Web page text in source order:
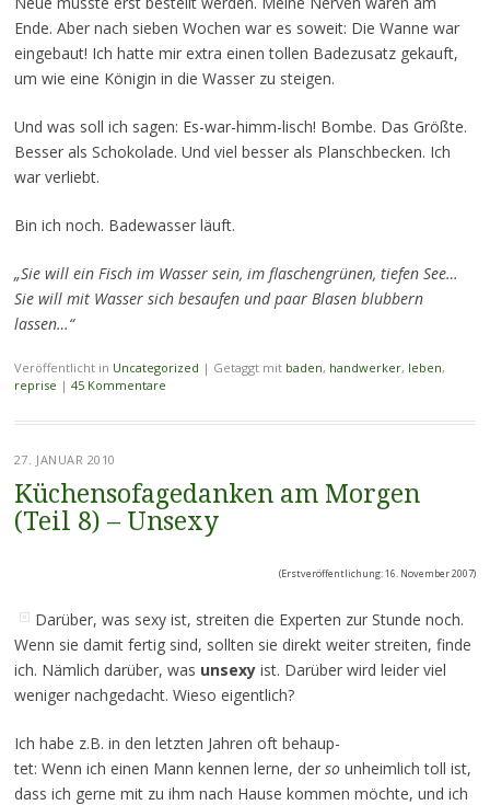
Ende. Aber nach sieben Wochen war es soweit: Die Wanne war
eingebaut! Ich hatte mir extra einen tollen Badezusatz gekauft,
um wie eine Königin in die Wasser zu steigen.
Und was soll ich sagen: Es-war-himm-lisch! Bombe. Das Größte.
Besser als Schokolade. Und viel besser als Planschbecken. Ich
war verliebt.
Bin ich noch. Badewasser läuft.
„Sie will ein Fisch im Wasser sein, im flaschengrünen, tiefen See…
Sie will mit Wasser sich besaufen und paar Blasen blubbern
lassen…“
Veröffentlicht in Uncategorized | Getaggt mit baden, handwerker, leben,
reprise | 45 Kommentare
27. JANUAR 2010
Küchensofagedanken am Morgen
(Teil 8) – Unsexy
(Erstveröffentlichung: 16. November 2007)
Darüber, was sexy ist, streiten die Experten zur Stunde noch.
Wenn sie damit fertig sind, sollten sie direkt weiter streiten, finde
ich. Nämlich darüber, was unsexy ist. Darüber wird leider viel
weniger nachgedacht. Wieso eigentlich?
Ich habe z.B. in den letzten Jahren oft behaup-
tet: Wenn ich einen Mann kennen lerne, der sounheimlich toll ist,
dass ich gerne mit zu ihm nach Hause kommen möchte, und ich